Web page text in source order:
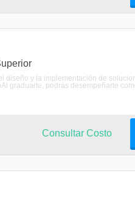
diseño y la implementación de
graduarte, podrás desempeñarte
Consultar Costo